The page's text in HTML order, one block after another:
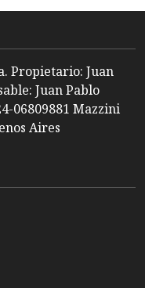
Propietario: Juan
Juan Pablo
06809881 Mazzini
Aires